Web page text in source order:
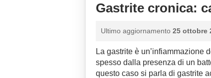
Gastrite cronica:
Ultimo aggiornamento 25 ottobre
La gastrite è un’infiammazione
spesso dalla presenza di un
questo caso si parla di gastrite